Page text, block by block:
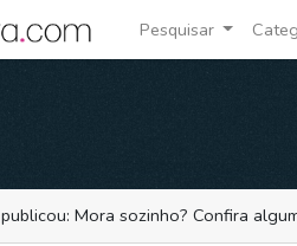
Pesquisar
publicou: Mora sozinho? Confira